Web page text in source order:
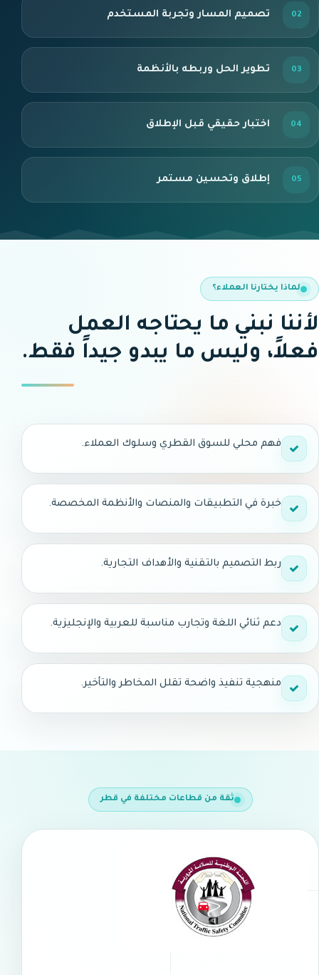
تصميم المسار وتجربة المستخدم
تطوير الحل وربطه بالأنظمة
اختبار حقيقي قبل الإطلاق
إطلاق وتحسين مستمر
لماذا يختارنا العملاء؟
لأننا نبني ما يحتاجه العمل
فعلاً، وليس ما يبدو جيداً فقط.
فهم محلي للسوق القطري وسلوك العملاء.
خبرة في التطبيقات والمنصات والأنظمة المخصصة.
ربط التصميم بالتقنية والأهداف التجارية.
دعم ثنائي اللغة وتجارب مناسبة للعربية والإنجليزية.
منهجية تنفيذ واضحة تقلل المخاطر والتأخير.
ثقة من قطاعات مختلفة في قطر